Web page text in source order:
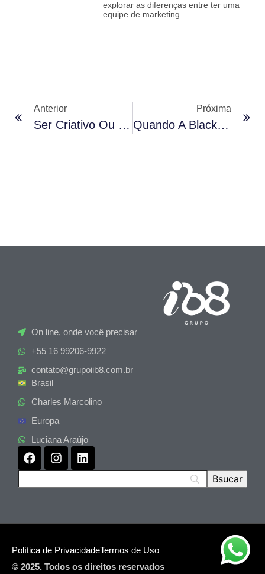
explorar as diferenças entre ter uma
equipe de marketing
Anterior
Ser Criativo Ou Ter Criatividade?
Próxima
Quando A Black Friday Encontrou O “jeitinho Brasileiro”
On line, onde você precisar
+55 16 99206-9922
contato@grupoiib8.com.br
Brasil
Charles Marcolino
Europa
Luciana Araújo
Política de PrivacidadeTermos de Uso
© 2025. Todos os direitos reservados